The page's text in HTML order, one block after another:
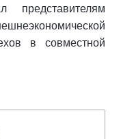
представителям
в совместной